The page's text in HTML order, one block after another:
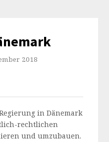
2018
in Dänemark
rechtlichen
und umzubauen.